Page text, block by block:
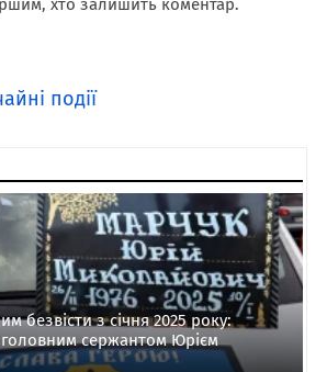
хто залишить коментар.
події
безвісти з січня 2025 року:
сержантом Юрієм